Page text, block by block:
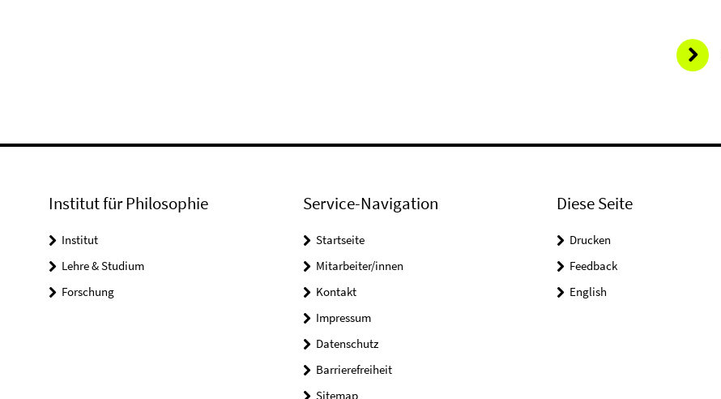
Institut für Philosophie
Institut
Lehre & Studium
Forschung
Service-Navigation
Startseite
Mitarbeiter/innen
Kontakt
Impressum
Datenschutz
Barrierefreiheit
Sitemap
Diese Seite
Drucken
Feedback
English